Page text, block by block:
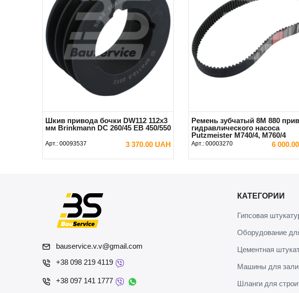
Шкив привода бочки DW112 112x3
мм Brinkmann DC 260/45 EB 450/550
Арт.: 00093537 3 370.00 UAH
В КОРЗИНУ
Ремень зубчатый 8M 880
гидравлического насоса
Putzmeister М740/4, М760/4
Арт.: 00003270 6
В КОРЗИНУ
bauservice.v.v@gmail.com
+38 098 219 4119
+38 097 141 1777
КАТЕГОРИИ
Гипсовая
Оборудование
Цементная
Машины для
Шланги для